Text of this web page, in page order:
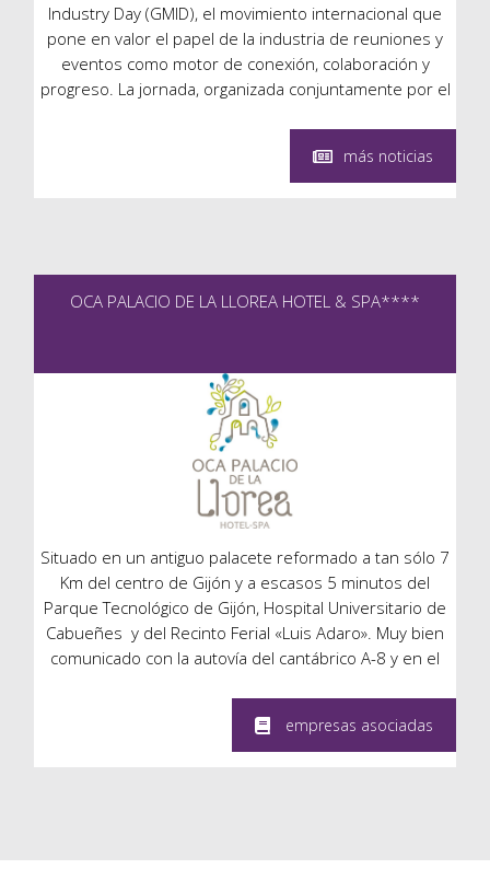
Industry Day (GMID), el movimiento internacional que
pone en valor el papel de la industria de reuniones y
eventos como motor de conexión, colaboración y
progreso. La jornada, organizada conjuntamente por el
más noticias
OCA PALACIO DE LA LLOREA HOTEL & SPA****
Situado en un antiguo palacete reformado a tan sólo 7
Km del centro de Gijón y a escasos 5 minutos del
Parque Tecnológico de Gijón, Hospital Universitario de
Cabueñes y del Recinto Ferial «Luis Adaro». Muy bien
comunicado con la autovía del cantábrico A-8 y en el
individual distribuidas en tres plantas, 2 habitaciones
junior suites y 4 salas de reunión polivalentes con
empresas asociadas